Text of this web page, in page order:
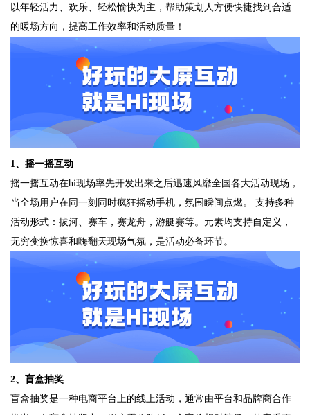
以年轻活力、欢乐、轻松愉快为主，帮助策划人方便快捷找到合适
的暖场方向，提高工作效率和活动质量！
1、摇一摇互动
摇一摇互动在hi现场率先开发出来之后迅速风靡全国各大活动现场，
当全场用户在同一刻同时疯狂摇动手机，氛围瞬间点燃。 支持多种
活动形式：拔河、赛车，赛龙舟，游艇赛等。元素均支持自定义，
无穷变换惊喜和嗨翻天现场气氛，是活动必备环节。
2、盲盒抽奖
盲盒抽奖是一种电商平台上的线上活动，通常由平台和品牌商合作